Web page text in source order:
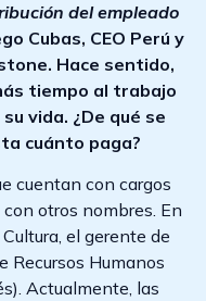
del empleado
Cubas, CEO Perú y
Hace sentido,
tiempo al trabajo
vida. ¿De qué se
cuánto paga?
cuentan con cargos
otros nombres. En
el gerente de
Recursos Humanos
Actualmente, las